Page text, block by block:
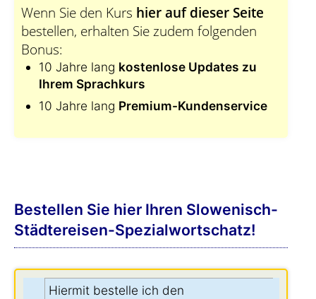
Wenn Sie den Kurs hier auf dieser Seite
bestellen, erhalten Sie zudem folgenden
Bonus:
10 Jahre lang kostenlose Updates zu
Ihrem Sprachkurs
10 Jahre lang Premium-Kundenservice
Bestellen Sie hier Ihren Slowenisch-
Städtereisen-Spezialwortschatz!
Hiermit bestelle ich den